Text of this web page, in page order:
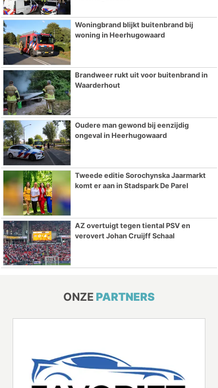
Woningbrand blijkt buitenbrand bij
woning in Heerhugowaard
Brandweer rukt uit voor buitenbrand in
Waarderhout
Oudere man gewond bij eenzijdig
ongeval in Heerhugowaard
Tweede editie Sorochynska Jaarmarkt
komt er aan in Stadspark De Parel
AZ overtuigt tegen tiental PSV en
verovert Johan Cruijff Schaal
ONZE PARTNERS